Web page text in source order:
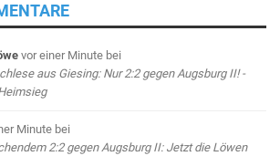
vor einer Minute bei
aus Giesing: Nur 2:2 gegen Augsburg II! -
Minute bei
2:2 gegen Augsburg II: Jetzt die Löwen